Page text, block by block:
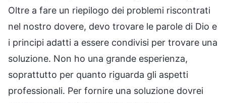
Oltre a fare un riepilogo dei problemi riscontrati
nel nostro dovere, devo trovare le parole di Dio e
i principi adatti a essere condivisi per trovare una
soluzione. Non ho una grande esperienza,
soprattutto per quanto riguarda gli aspetti
professionali. Per fornire una soluzione dovrei